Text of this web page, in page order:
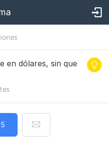
en dólares, sin que
5